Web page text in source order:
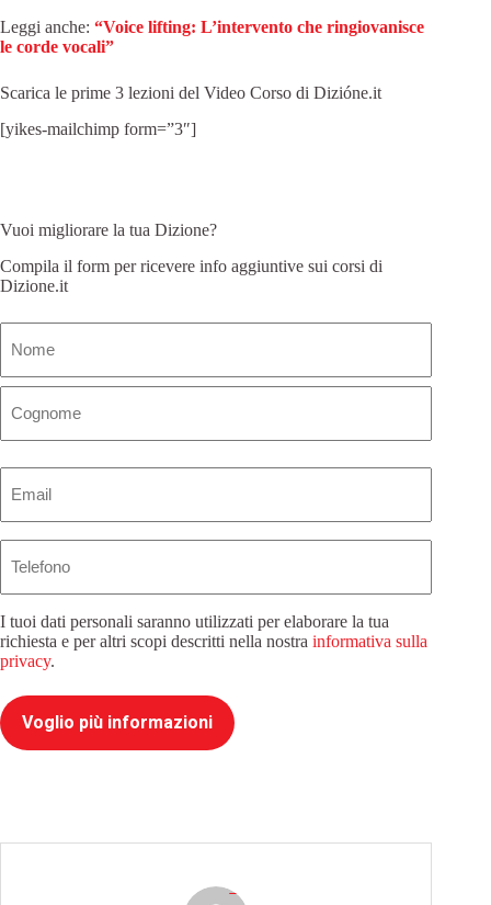
Leggi anche: “Voice lifting: L’intervento che ringiovanisce
le corde vocali”
Scarica le prime 3 lezioni del Video Corso di Dizióne.it
[yikes-mailchimp form=”3″]
Vuoi migliorare la tua Dizione?
Compila il form per ricevere info aggiuntive sui corsi di
Dizione.it
I tuoi dati personali saranno utilizzati per elaborare la tua
richiesta e per altri scopi descritti nella nostra informativa sulla
privacy.
Voglio più informazioni